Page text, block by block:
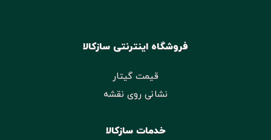
فروشگاه اینترنتی سازکالا
قیمت گیتار
نشانی روی نقشه
خدمات سازکالا